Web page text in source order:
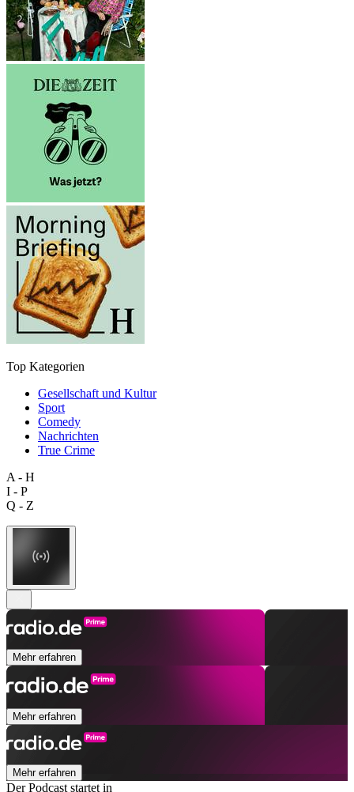
Top Kategorien
Gesellschaft und Kultur
Sport
Comedy
Nachrichten
True Crime
A - H
I - P
Q - Z
Mehr erfahren
Mehr erfahren
Mehr erfahren
Der Podcast startet in